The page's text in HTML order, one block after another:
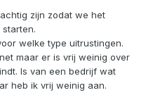
zijn zodat we het
welke type uitrustingen.
maar er is vrij weinig over
Is van een bedrijf wat
heb ik vrij weinig aan.